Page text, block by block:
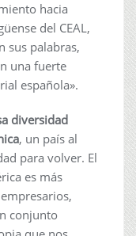
hacia
del CEAL,
sus palabras,
una fuerte
española».
diversidad
, un país al
para volver. El
es más
conjunto